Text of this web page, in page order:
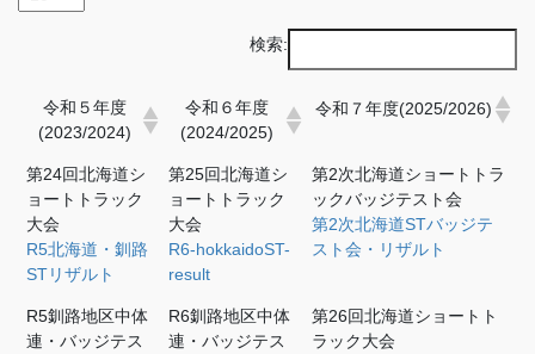
検索:
令和５年度
(2023/2024)
令和６年度
(2024/2025)
令和７年度(2025/2026)
第24回北海道シ
ョートトラック
大会
R5北海道・釧路
STリザルト
第25回北海道シ
ョートトラック
大会
R6-hokkaidoST-
result
第2次北海道ショートトラ
ックバッジテスト会
第2次北海道STバッジテ
スト会・リザルト
R5釧路地区中体
連・バッジテス
R6釧路地区中体
連・バッジテス
第26回北海道ショートト
ラック大会